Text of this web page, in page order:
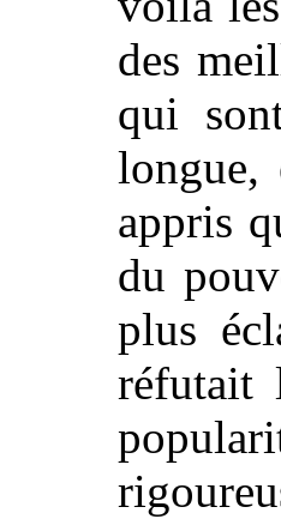
des
qui
appris
du
plus
réfutait